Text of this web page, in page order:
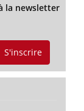
la newsletter
S'inscrire